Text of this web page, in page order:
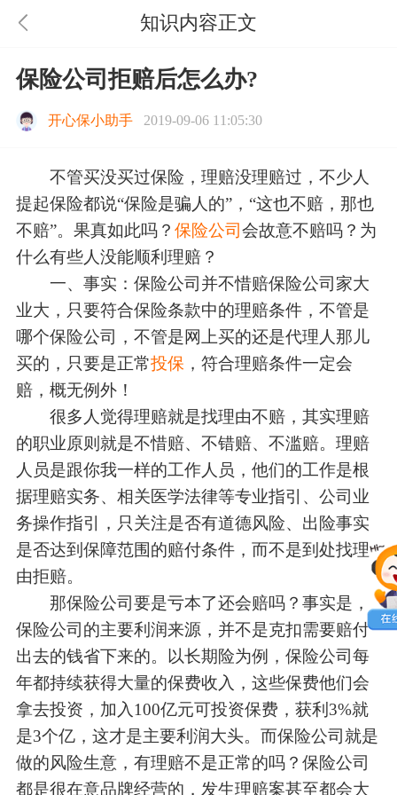
知识内容正文
保险公司拒赔后怎么办?
开心保小助手 2019-09-06 11:05:30
不管买没买过保险，理赔没理赔过，不少人
提起保险都说“保险是骗人的”，“这也不赔，那也
不赔”。果真如此吗？ 保险公司会故意不赔吗？为
什么有些人没能顺利理赔？
一、事实：保险公司并不惜赔保险公司家大
业大，只要符合保险条款中的理赔条件，不管是
哪个保险公司，不管是网上买的还是代理人那儿
买的，只要是正常投保 ，符合理赔条件一定会
赔，概无例外！
很多人觉得理赔就是找理由不赔，其实理赔
的职业原则就是不惜赔、不错赔、不滥赔。理赔
人员是跟你我一样的工作人员，他们的工作是根
据理赔实务、相关医学法律等专业指引、公司业
务操作指引，只关注是否有道德风险、出险事实
是否达到保障范围的赔付条件，而不是到处找理
由拒赔。
那保险公司要是亏本了还会赔吗？事实是，
保险公司的主要利润来源，并不是克扣需要赔付
出去的钱省下来的。以长期险为例，保险公司每
年都持续获得大量的保费收入，这些保费他们会
拿去投资，加入100亿元可投资保费，获利3%就
是3个亿，这才是主要利润大头。而保险公司就是
做的风险生意，有理赔不是正常的吗？保险公司
都是很在意品牌经营的，发生理赔案甚至都会大